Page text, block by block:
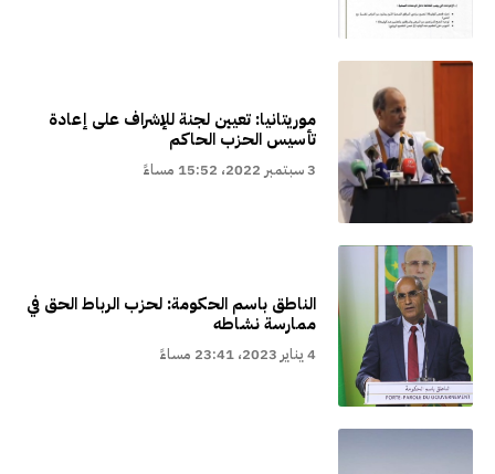
موريتانيا: تعيين لجنة للإشراف على إعادة
تأسيس الحزب الحاكم
3 سبتمبر 2022، 15:52 مساءً
الناطق باسم الحكومة: لحزب الرباط الحق في
ممارسة نشاطه
4 يناير 2023، 23:41 مساءً